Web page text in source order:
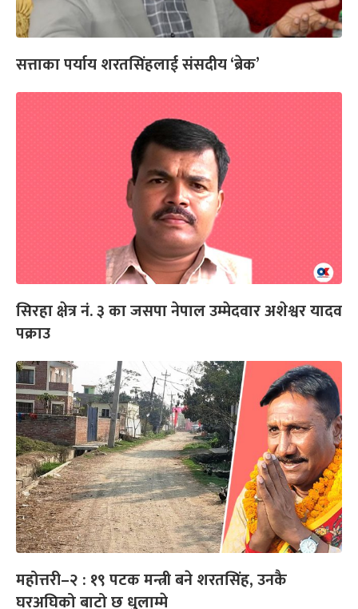
सत्ताका पर्याय शरतसिंहलाई संसदीय ‘ब्रेक’
सिरहा क्षेत्र नं. ३ का जसपा नेपाल उम्मेदवार अशेश्वर यादव
पक्राउ
महोत्तरी–२ : १९ पटक मन्त्री बने शरतसिंह, उनकै
घरअघिको बाटो छ धुलाम्मे